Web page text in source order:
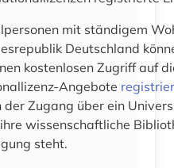
mit ständigem
Deutschland
kostenlosen Zugriff auf
Angebote
der Zugang über ein
wissenschaftliche
steht.